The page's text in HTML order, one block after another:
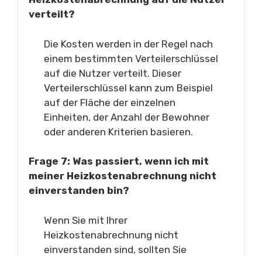
verteilt?
Die Kosten werden in der Regel nach
einem bestimmten Verteilerschlüssel
auf die Nutzer verteilt. Dieser
Verteilerschlüssel kann zum Beispiel
auf der Fläche der einzelnen
Einheiten, der Anzahl der Bewohner
oder anderen Kriterien basieren.
Frage 7: Was passiert, wenn ich mit
meiner Heizkostenabrechnung nicht
einverstanden bin?
Wenn Sie mit Ihrer
Heizkostenabrechnung nicht
einverstanden sind, sollten Sie